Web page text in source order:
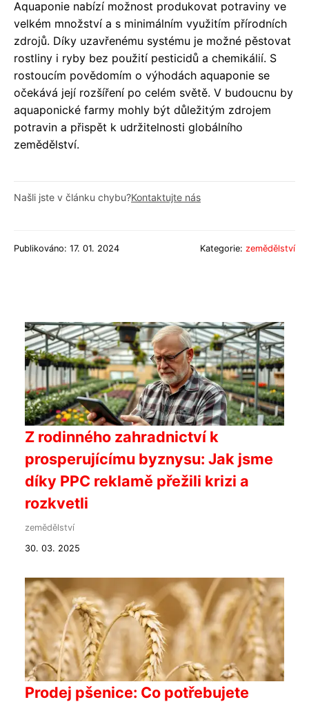
Aquaponie nabízí možnost produkovat potraviny ve
velkém množství a s minimálním využitím přírodních
zdrojů. Díky uzavřenému systému je možné pěstovat
rostliny i ryby bez použití pesticidů a chemikálií. S
rostoucím povědomím o výhodách aquaponie se
očekává její rozšíření po celém světě. V budoucnu by
aquaponické farmy mohly být důležitým zdrojem
potravin a přispět k udržitelnosti globálního
zemědělství.
Našli jste v článku chybu?Kontaktujte nás
Publikováno: 17. 01. 2024 Kategorie: zemědělství
Z rodinného zahradnictví k
prosperujícímu byznysu: Jak jsme
díky PPC reklamě přežili krizi a
rozkvetli
zemědělství
30. 03. 2025
Prodej pšenice: Co potřebujete